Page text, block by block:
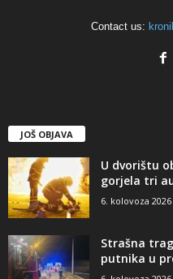
Contact us:
JOŠ OBJAVA
U dvorištu
gorjela tri
6. kolovoza 2026
Strašna
putnika u